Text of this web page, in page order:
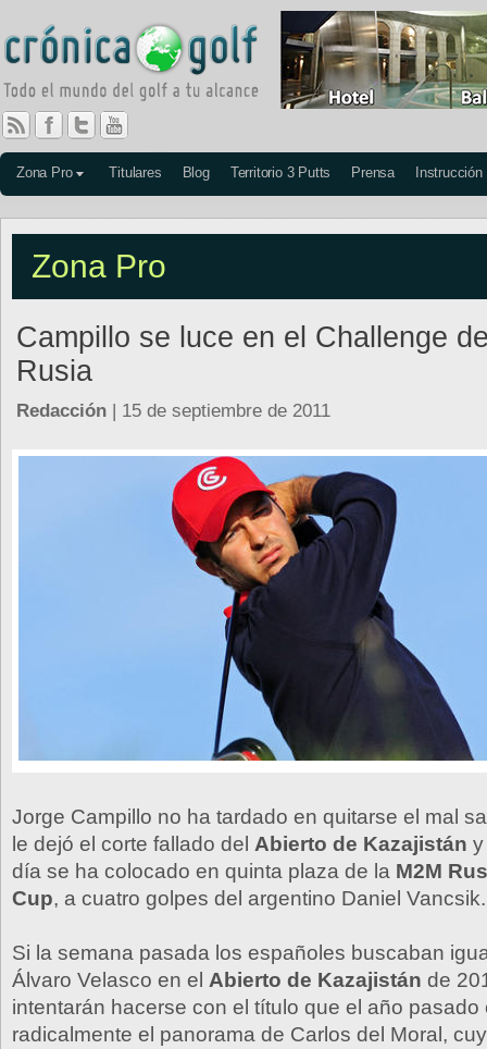
Zona Pro Titulares Blog Territorio 3 Putts Prensa Instrucción
Zona Pro
Campillo se luce en el Challenge
Rusia
Redacción | 15 de septiembre de 2011
Jorge Campillo no ha tardado en quitarse el mal
le dejó el corte fallado del Abierto de Kazajistán
día se ha colocado en quinta plaza de la M2M
Cup, a cuatro golpes del argentino Daniel Vancsik.
Si la semana pasada los españoles buscaban
Álvaro Velasco en el Abierto de Kazajistán de
intentarán hacerse con el título que el año pasado
radicalmente el panorama de Carlos del Moral,